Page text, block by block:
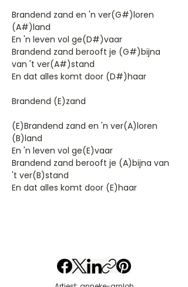
Brandend zand en 'n ver(G#)loren
(A#)land
En 'n leven vol ge(D#)vaar
Brandend zand berooft je (G#)bijna
van 't ver(A#)stand
En dat alles komt door (D#)haar
Brandend (E)zand
(E)Brandend zand en 'n ver(A)loren
(B)land
En 'n leven vol ge(E)vaar
Brandend zand berooft je (A)bijna van
't ver(B)stand
En dat alles komt door (E)haar